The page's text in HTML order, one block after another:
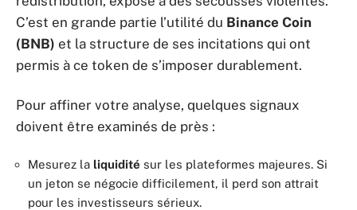
C’est en grande partie l’utilité du Binance Coin
(BNB) et la structure de ses incitations qui ont
permis à ce token de s’imposer durablement.
Pour affiner votre analyse, quelques signaux
doivent être examinés de près :
Mesurez la liquidité sur les plateformes majeures. Si
un jeton se négocie difficilement, il perd son attrait
pour les investisseurs sérieux.